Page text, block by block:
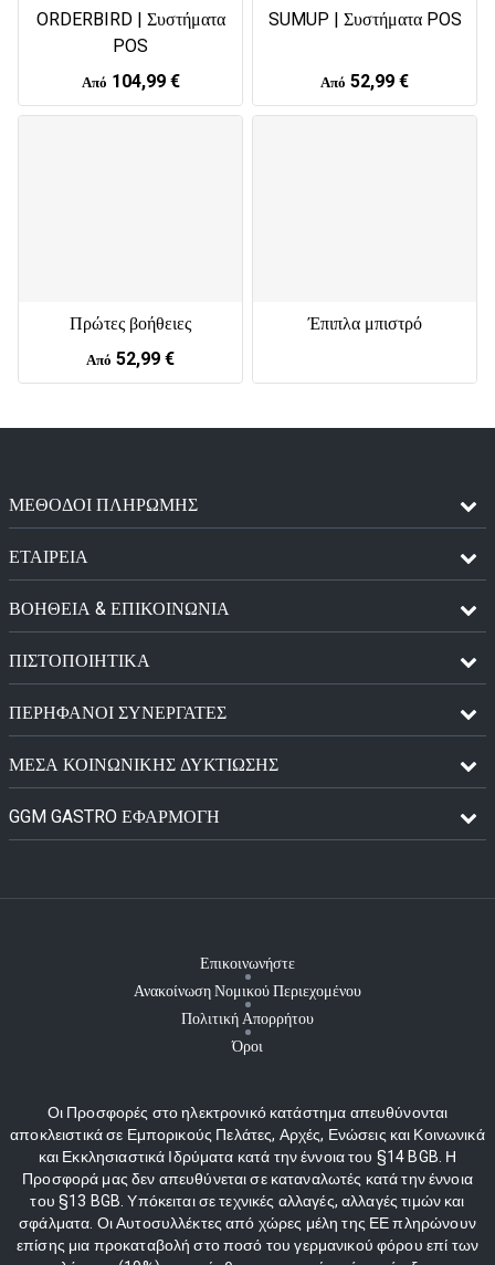
ORDERBIRD | Συστήματα
POS
Από 104,99 €
SUMUP | Συστήματα POS
Από 52,99 €
Πρώτες βοήθειες
Από 52,99 €
Έπιπλα μπιστρό
ΜΈΘΟΔΟΙ ΠΛΗΡΩΜΉΣ
ΕΤΑΙΡΕΙΑ
ΒΟΗΘΕΙΑ & ΕΠΙΚΟΙΝΩΝΙΑ
ΠΙΣΤΟΠΟΙΗΤΙΚΆ
ΠΕΡΉΦΑΝΟΙ ΣΥΝΕΡΓΆΤΕΣ
ΜΈΣΑ ΚΟΙΝΩΝΙΚΉΣ ΔΥΚΤΊΩΣΗΣ
GGM GASTRO ΕΦΑΡΜΟΓΉ
Επικοινωνήστε
Ανακοίνωση Νομικού Περιεχομένου
Πολιτική Απορρήτου
Όροι
Οι Προσφορές στο ηλεκτρονικό κατάστημα απευθύνονται
αποκλειστικά σε Εμπορικούς Πελάτες, Αρχές, Ενώσεις και Κοινωνικά
και Εκκλησιαστικά Ιδρύματα κατά την έννοια του §14 BGB. Η
Προσφορά μας δεν απευθύνεται σε καταναλωτές κατά την έννοια
του §13 BGB. Υπόκειται σε τεχνικές αλλαγές, αλλαγές τιμών και
σφάλματα. Οι Αυτοσυλλέκτες από χώρες μέλη της ΕΕ πληρώνουν
επίσης μια προκαταβολή στο ποσό του γερμανικού φόρου επί των